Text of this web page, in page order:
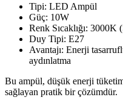
Tipi: LED Ampül
Güç: 10W
Renk Sıcaklığı: 3000K
Duy Tipi: E27
Avantajı: Enerji
aydınlatma
Bu ampül, düşük enerji
sağlayan pratik bir çözümdür.